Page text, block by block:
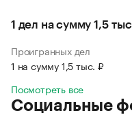
1 дел на сумму 1,5
Проигранных дел
1 на сумму 1,5 тыс. ₽
Посмотреть все
Социальные